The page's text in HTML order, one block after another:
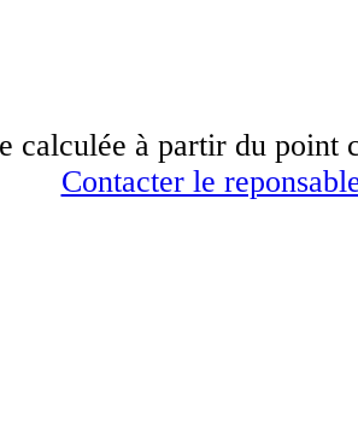
calculée à partir du point
Contacter le